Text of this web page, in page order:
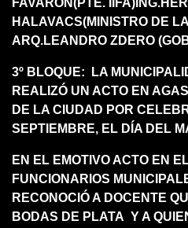
FAVARON(PTE.
HALAVACS(MINISTRO DE
ARQ.LEANDRO ZDERO
3º BLOQUE: LA
REALIZÓ UN ACTO EN
DE LA CIUDAD POR
SEPTIEMBRE, EL DÍA DEL
EN EL EMOTIVO ACTO EN
FUNCIONARIOS
RECONOCIÓ A DOCENTE
BODAS DE PLATA Y A